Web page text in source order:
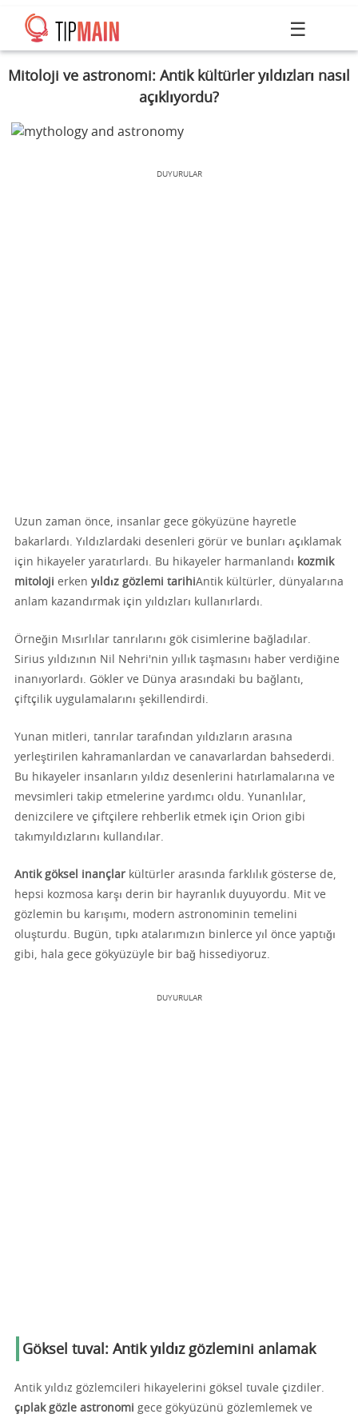
☰
Mitoloji ve astronomi: Antik kültürler yıldızları nasıl
açıklıyordu?
DUYURULAR
Uzun zaman önce, insanlar gece gökyüzüne hayretle
bakarlardı. Yıldızlardaki desenleri görür ve bunları açıklamak
için hikayeler yaratırlardı. Bu hikayeler harmanlandı kozmik
mitoloji erken yıldız gözlemi tarihiAntik kültürler, dünyalarına
anlam kazandırmak için yıldızları kullanırlardı.
Örneğin Mısırlılar tanrılarını gök cisimlerine bağladılar.
Sirius yıldızının Nil Nehri'nin yıllık taşmasını haber verdiğine
inanıyorlardı. Gökler ve Dünya arasındaki bu bağlantı,
çiftçilik uygulamalarını şekillendirdi.
Yunan mitleri, tanrılar tarafından yıldızların arasına
yerleştirilen kahramanlardan ve canavarlardan bahsederdi.
Bu hikayeler insanların yıldız desenlerini hatırlamalarına ve
mevsimleri takip etmelerine yardımcı oldu. Yunanlılar,
denizcilere ve çiftçilere rehberlik etmek için Orion gibi
takımyıldızlarını kullandılar.
Antik göksel inançlar kültürler arasında farklılık gösterse de,
hepsi kozmosa karşı derin bir hayranlık duyuyordu. Mit ve
gözlemin bu karışımı, modern astronominin temelini
oluşturdu. Bugün, tıpkı atalarımızın binlerce yıl önce yaptığı
gibi, hala gece gökyüzüyle bir bağ hissediyoruz.
DUYURULAR
Göksel tuval: Antik yıldız gözlemini anlamak
Antik yıldız gözlemcileri hikayelerini göksel tuvale çizdiler.
çıplak gözle astronomi gece gökyüzünü gözlemlemek ve